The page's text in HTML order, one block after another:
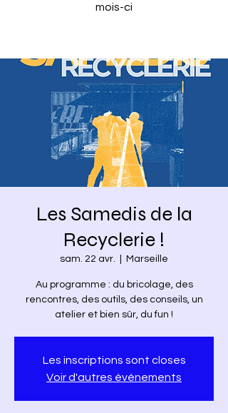
mois-ci
Les Samedis de la
Recyclerie !
sam. 22 avr. Marseille
Au programme : du bricolage, des
rencontres, des outils, des conseils, un
atelier et bien sûr, du fun !
Les inscriptions sont closes
Voir d'autres événements